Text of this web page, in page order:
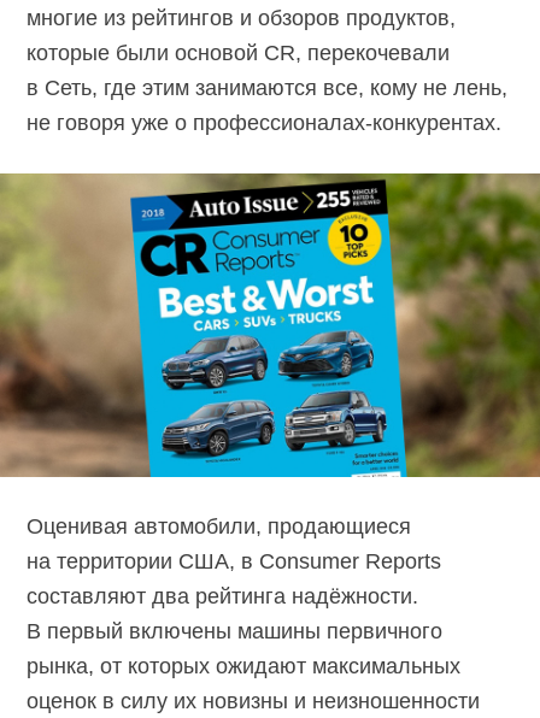
многие из рейтингов и обзоров продуктов,
которые были основой CR, перекочевали
в Сеть, где этим занимаются все, кому не лень,
не говоря уже о профессионалах-конкурентах.
Оценивая автомобили, продающиеся
на территории США, в Consumer Reports
составляют два рейтинга надёжности.
В первый включены машины первичного
рынка, от которых ожидают максимальных
оценок в силу их новизны и неизношенности